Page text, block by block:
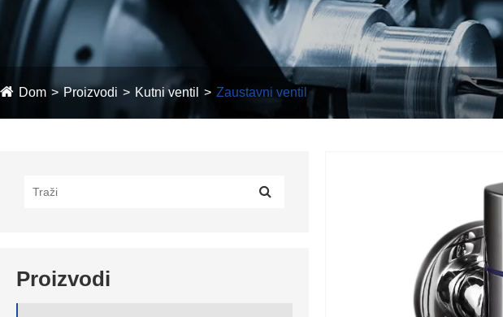
Dom Proizvodi Kutni ventil Zaustavni ventil
Proizvodi